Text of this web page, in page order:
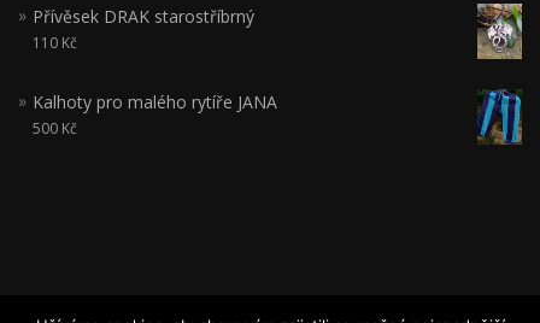
Přívěsek DRAK starostříbrný
110 Kč
Kalhoty pro malého rytíře JANA
500 Kč